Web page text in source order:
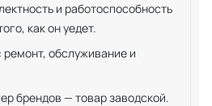
и работоспособность
как он уедет.
: ремонт, обслуживание и
брендов — товар заводской.